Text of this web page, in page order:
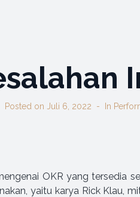
Posted on Juli 6, 2022 In
OKR yang tersedia
yaitu karya Rick Klau,